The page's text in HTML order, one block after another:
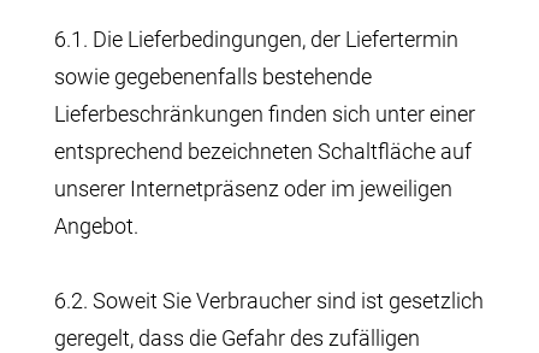
6.1. Die Lieferbedingungen, der Liefertermin
sowie gegebenenfalls bestehende
Lieferbeschränkungen finden sich unter einer
entsprechend bezeichneten Schaltfläche auf
unserer Internetpräsenz oder im jeweiligen
Angebot.
6.2. Soweit Sie Verbraucher sind ist gesetzlich
geregelt, dass die Gefahr des zufälligen